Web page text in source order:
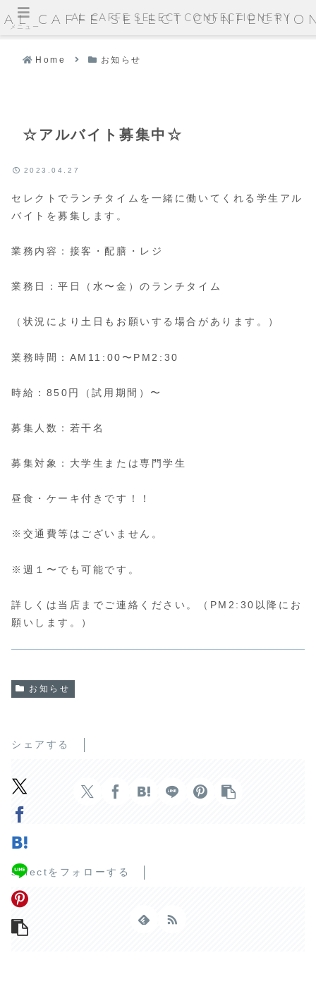
AL CAFFE SELECT
Home お知らせ
☆アルバイト募集中☆
2023.04.27
セレクトでランチタイムを一緒に働いてくれる学生アル
バイトを募集します。
業務内容：接客・配膳・レジ
業務日：平日（水〜金）のランチタイム
（状況により土日もお願いする場合があります。）
業務時間：AM11:00〜PM2:30
時給：850円（試用期間）〜
募集人数：若干名
募集対象：大学生または専門学生
昼食・ケーキ付きです！！
※交通費等はございません。
※週１〜でも可能です。
詳しくは当店までご連絡ください。（PM2:30以降にお
願いします。）
お知らせ
シェアする
selectをフォローする
メニュー
AL CAFFE SELECT CONFECTIONERY